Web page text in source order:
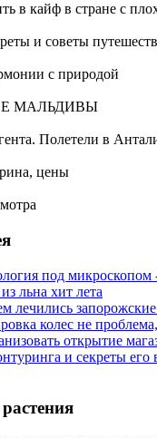
в кайф в стране с
и советы
с природой
МАЛЬДИВЫ
Полетели в
цены